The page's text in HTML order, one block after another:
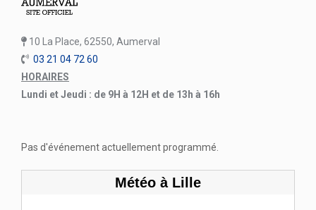
10 La Place, 62550, Aumerval
03 21 04 72 60
HORAIRES
Lundi et Jeudi : de 9H à 12H et de 13h à 16h
Pas d'événement actuellement programmé.
Météo à Lille